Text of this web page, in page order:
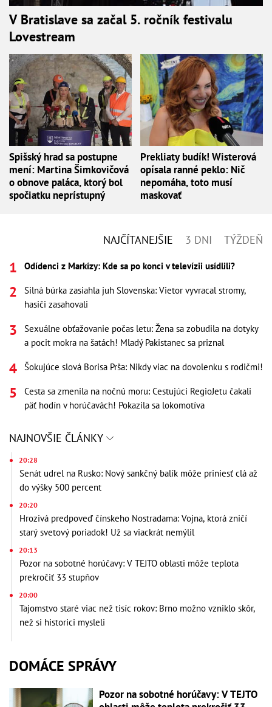
V Bratislave sa začal 5. ročník festivalu
Lovestream
Spišský hrad sa postupne
mení: Martina Šimkovičová
o obnove paláca, ktorý bol
spočiatku neprístupný
Prekliaty budík! Wisterová
opísala ranné peklo: Nič
nepomáha, toto musí
maskovať
NAJČÍTANEJŠIE 3 DNI TÝŽDEŇ
Odídenci z Markízy: Kde sa po konci v televízii usídlili?
Silná búrka zasiahla juh Slovenska: Vietor vyvracal stromy,
hasiči zasahovali
Sexuálne obťažovanie počas letu: Žena sa zobudila na dotyky
a pocit mokra na šatách! Mladý Pakistanec sa priznal
Šokujúce slová Borisa Prša: Nikdy viac na dovolenku s rodičmi!
Cesta sa zmenila na nočnú moru: Cestujúci RegioJetu čakali
päť hodín v horúčavách! Pokazila sa lokomotíva
NAJNOVŠIE ČLÁNKY
20:28
Senát udrel na Rusko: Nový sankčný balík môže priniesť clá až
do výšky 500 percent
20:20
Hrozivá predpoveď čínskeho Nostradama: Vojna, ktorá zničí
starý svetový poriadok! Už sa viackrát nemýlil
20:13
Pozor na sobotné horúčavy: V TEJTO oblasti môže teplota
prekročiť 33 stupňov
20:00
Tajomstvo staré viac než tisíc rokov: Brno možno vzniklo skôr,
než si historici mysleli
DOMÁCE SPRÁVY
Pozor na sobotné horúčavy: V TEJTO